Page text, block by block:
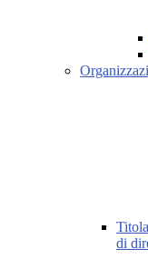
di